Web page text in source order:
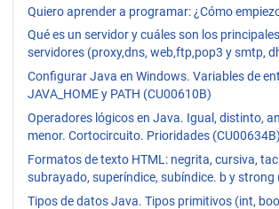
Quiero aprender a programar: ¿Cómo
Qué es un servidor y cuáles son los
servidores (proxy,dns, web,ftp,pop3 y smtp,
Configurar Java en Windows. Variables de
JAVA_HOME y PATH (CU00610B)
Operadores lógicos en Java. Igual, distinto,
menor. Cortocircuito. Prioridades (CU00634B)
Formatos de texto HTML: negrita, cursiva,
subrayado, superíndice, subíndice. b y strong
Tipos de datos Java. Tipos primitivos (int,